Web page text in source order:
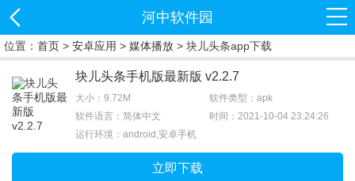
河中软件园
位置： 首页 > 安卓应用 > 媒体播放 > 块儿头条app下载
块儿头条手机版最新版 v2.2.7
大小：9.72M
软件类型：apk
软件语言：简体中文
时间：2021-10-04 23:24:26
运行环境：android,安卓手机
立即下载